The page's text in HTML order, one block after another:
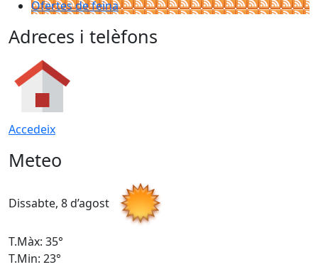
Ofertes de feina
Adreces i telèfons
Accedeix
Meteo
Dissabte, 8 d’agost
T.Màx: 35°
T.Min: 23°